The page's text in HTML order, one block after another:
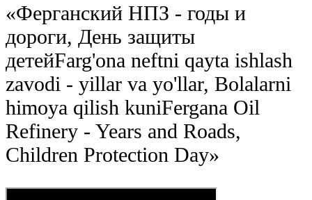
«Ферганский НПЗ - годы и
дороги, День защиты
детейFarg'ona neftni qayta ishlash
zavodi - yillar va yo'llar, Bolalarni
himoya qilish kuniFergana Oil
Refinery - Years and Roads,
Children Protection Day»